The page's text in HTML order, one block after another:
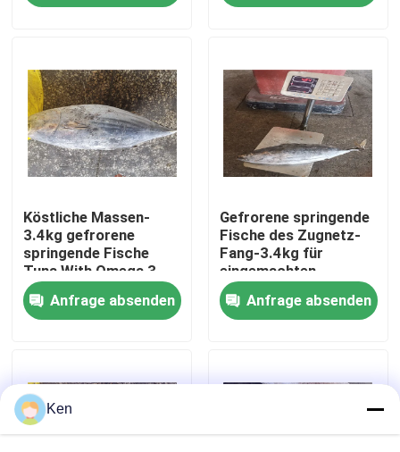
Über uns
Werksbesichtigung
Qualitätskontrolle
Kontakt
Fälle
Köstliche Massen-
3.4kg gefrorene
springende Fische
Tuna With Omega 3
Anfrage absenden
Gefrorene springende
Fische des Zugnetz-
Fang-3.4kg für
eingemachten
Gebrauch
Anfrage absenden
Ken